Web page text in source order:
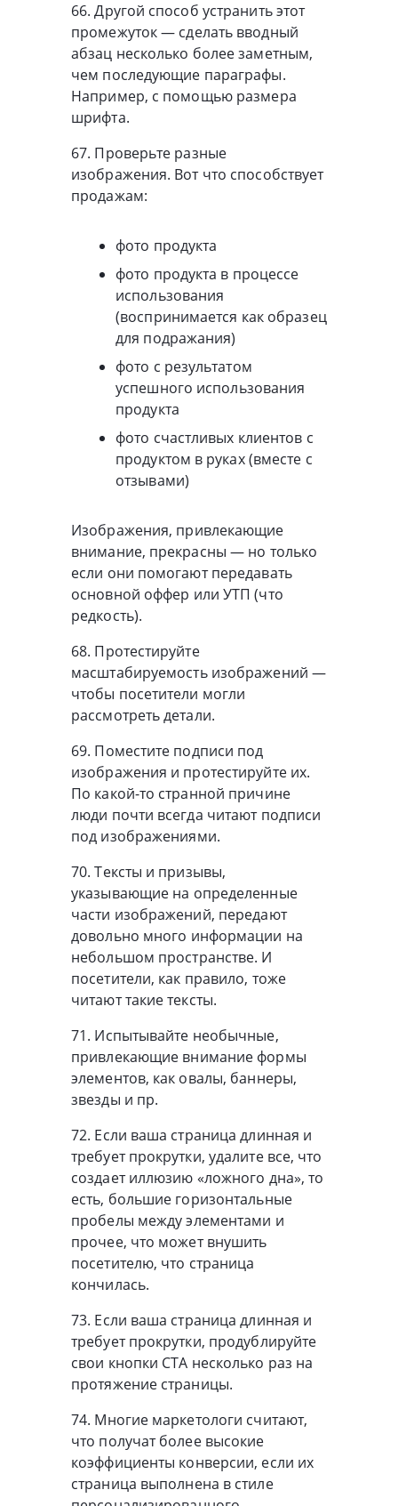
66. Другой способ устранить этот
промежуток — сделать вводный
абзац несколько более заметным,
чем последующие параграфы.
Например, с помощью размера
шрифта.
67. Проверьте разные
изображения. Вот что способствует
продажам:
фото продукта
фото продукта в процессе
использования
(воспринимается как образец
для подражания)
фото с результатом
успешного использования
продукта
фото счастливых клиентов с
продуктом в руках (вместе с
отзывами)
Изображения, привлекающие
внимание, прекрасны — но только
если они помогают передавать
основной оффер или УТП (что
редкость).
68. Протестируйте
масштабируемость изображений —
чтобы посетители могли
рассмотреть детали.
69. Поместите подписи под
изображения и протестируйте их.
По какой-то странной причине
люди почти всегда читают подписи
под изображениями.
70. Тексты и призывы,
указывающие на определенные
части изображений, передают
довольно много информации на
небольшом пространстве. И
посетители, как правило, тоже
читают такие тексты.
71. Испытывайте необычные,
привлекающие внимание формы
элементов, как овалы, баннеры,
звезды и пр.
72. Если ваша страница длинная и
требует прокрутки, удалите все, что
создает иллюзию «ложного дна», то
есть, большие горизонтальные
пробелы между элементами и
прочее, что может внушить
посетителю, что страница
кончилась.
73. Если ваша страница длинная и
требует прокрутки, продублируйте
свои кнопки СТА несколько раз на
протяжение страницы.
74. Многие маркетологи считают,
что получат более высокие
коэффициенты конверсии, если их
страница выполнена в стиле